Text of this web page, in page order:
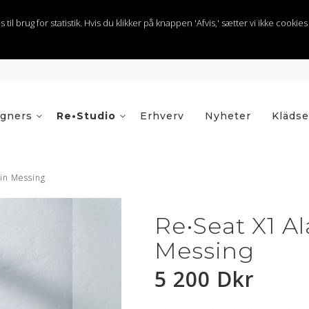
brug for statistik. Hvis du klikker på knappen 'Afvis,' sætter vi ikke
Re•Studio Nyheter
Erhverv
Messing
Re•Seat X1
Messing
5 200 Dkr